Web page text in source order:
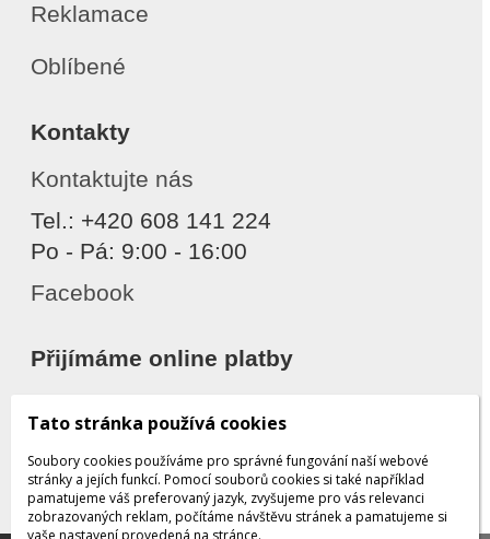
Reklamace
Oblíbené
Kontakty
Kontaktujte nás
Tel.: +420 608 141 224
Po - Pá: 9:00 - 16:00
Facebook
Přijímáme online platby
Tato stránka používá cookies
Soubory cookies používáme pro správné fungování naší webové
stránky a jejích funkcí. Pomocí souborů cookies si také například
pamatujeme váš preferovaný jazyk, zvyšujeme pro vás relevanci
zobrazovaných reklam, počítáme návštěvu stránek a pamatujeme si
vaše nastavení provedená na stránce.